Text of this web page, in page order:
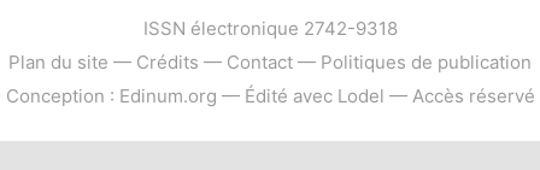
ISSN électronique 2742-9318
Plan du site — Crédits — Contact — Politiques de publication
Conception : Edinum.org — Édité avec Lodel — Accès réservé